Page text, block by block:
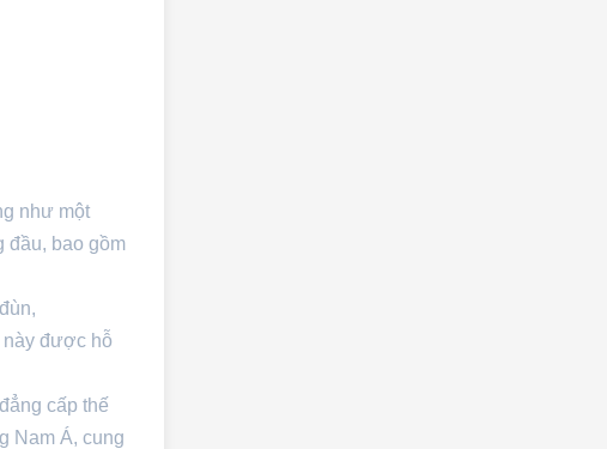
như một
đầu, bao gồm
này được hỗ
cấp thế
Nam Á, cung